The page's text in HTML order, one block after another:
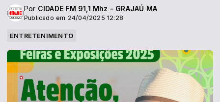
Por CIDADE FM 91,1 Mhz - GRAJAÚ MA
Publicado em 24/04/2025 12:28
ENTRETENIMENTO